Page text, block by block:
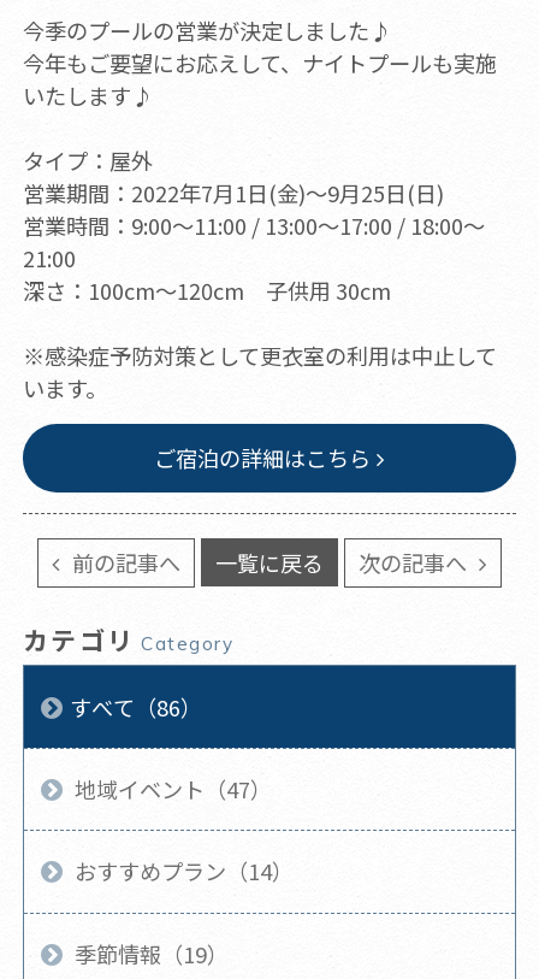
今季のプールの営業が決定しました♪
今年もご要望にお応えして、ナイトプールも実施
いたします♪
タイプ：屋外
営業期間：2022年7月1日(金)～9月25日(日)
営業時間：9:00～11:00 / 13:00～17:00 / 18:00～
21:00
深さ：100cm～120cm 子供用 30cm
※感染症予防対策として更衣室の利用は中止して
います。
ご宿泊の詳細はこちら
前の記事へ 一覧に戻る 次の記事へ
カテゴリ Category
すべて（86）
地域イベント（47）
おすすめプラン（14）
季節情報（19）